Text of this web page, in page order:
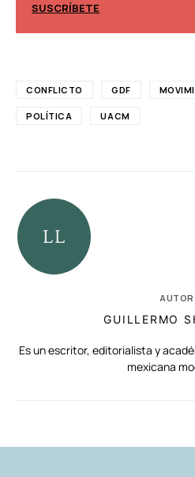
SUSCRÍBETE
CONFLICTO GDF
POLÍTICA UACM
AUTOR
GUILLERMO
Es un escritor, editorialista y
mexicana